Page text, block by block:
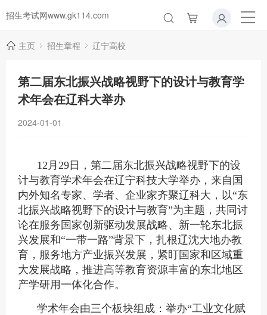
招生考试网www.gk114.com
主页 招生章程 辽宁高校
第二届东北振兴战略视野下的设计与教育学
术年会在辽科大举办
2024-01-01
12月29日，第二届东北振兴战略视野下的设
计与教育学术年会在辽宁科技大学举办，来自国
内外知名专家、学者、企业家齐聚辽科大，以“东
北振兴战略视野下的设计与教育”为主题，共同讨
论在服务国家创新驱动发展战略、新一轮东北振
兴发展和“一带一路”背景下，扎根辽沈大地办教
育，服务地方产业振兴发展，紧盯国家和区域重
大发展战略，推进高等教育资源丰富的东北地区
产学研用一体化合作。
学术年会由三个板块组成：举办“工业文化赋